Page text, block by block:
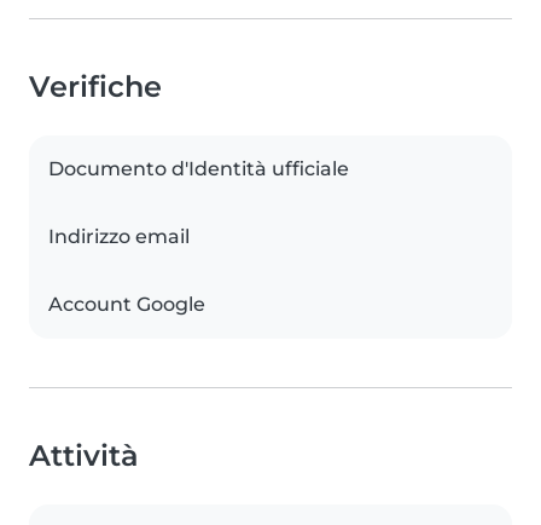
Verifiche
Documento d'Identità ufficiale
Indirizzo email
Account Google
Attività